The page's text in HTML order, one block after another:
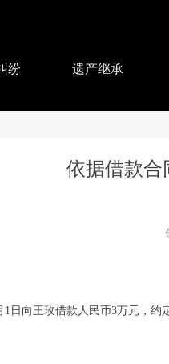
纷 遗产继承
依据借款合
向王玫借款人民币3万元，约